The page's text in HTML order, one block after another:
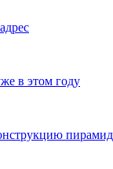
в этом году